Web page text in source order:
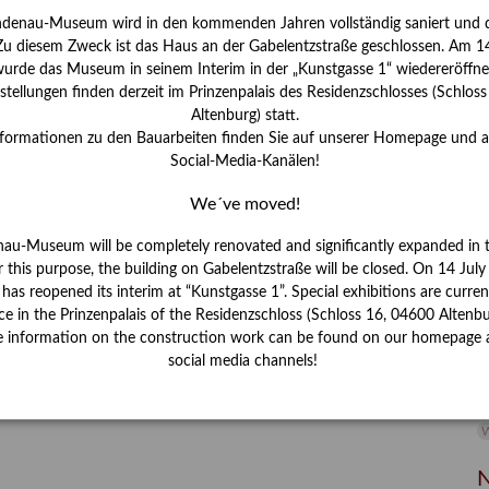
Museum wird in den kommenden Jahren vollständig saniert und
diesem Zweck ist das Haus an der Gabelentzstraße geschlossen. Am
das Museum in seinem Interim in der „Kunstgasse 1“
finden derzeit im Prinzenpalais des Residenzschlosses
Altenburg) statt.
zu den Bauarbeiten finden Sie auf unserer Homepage und
Social-Media-Kanälen!
We´ve moved!
Museum will be completely renovated and significantly expanded in
this purpose, the building on Gabelentzstraße will be closed. On 14
reopened its interim at “Kunstgasse 1”. Special exhibitions are
in the Prinzenpalais of the Residenzschloss (Schloss 16, 04600
information on the construction work can be found on our homepage
social media channels!